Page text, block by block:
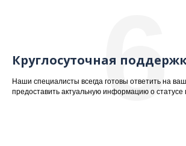
Круглосуточная
Наши специалисты всегда готовы ответить на
предоставить актуальную информацию о статусе
6